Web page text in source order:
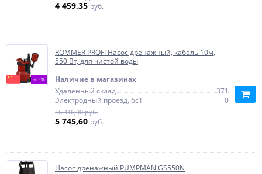
4 459,35 руб.
-65%
ROMMER PROFI Насос дренажный, кабель 10м,
550 Вт, для чистой воды
Наличие в магазинах
Удаленный склад
371
Электродный проезд, 6с1
0
16 416,00 руб.
5 745,60 руб.
Насос дренажный PUMPMAN GS550N